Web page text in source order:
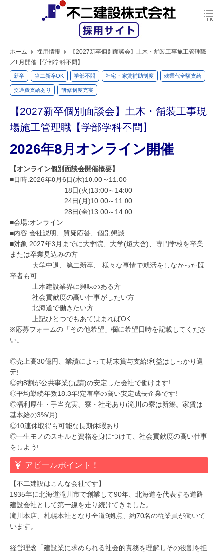
ホーム 採用情報
【2027新卒個別面談会】土木・舗装工事施工管理職
／8月開催【学部学科不問】
新卒 第二新卒OK 学部不問 社宅・家賃補助制度 残業代全額支給
交通費支給あり 研修制度充実
【2027新卒個別面談会】土木・舗装工事現
場施工管理職【学部学科不問】
2026年8月オンライン開催
【オンライン個別面談会開催概要】
■日時:2026年8月6日(木)10:00～11:00
18日(火)13:00～14:00
24日(月)10:00～11:00
28日(金)13:00～14:00
■会場:オンライン
■内容:会社説明、質疑応答、個別懇談
■対象:2027年3月までに大学院、大学(短大含)、専門学校を卒業
または卒業見込みの方
大学中退、第二新卒、 様々な事情で就活をしなかった既
卒者も可
土木建設業界に興味のある方
社会貢献度の高い仕事がしたい方
北海道で働きたい方
上記ひとつでもあてはまればOK
※応募フォームの「その他希望」欄に希望日時を記載してくださ
い。
◎売上高30億円、業績によって期末賞与支給!利益はしっかり還
元!
◎約8割が公共事業(元請)の安定した会社で働けます!
◎平均勤続年数18.3年!定着率の高い安定成長企業です!
◎福利厚生・手当充実、寮・社宅あり(滝川の寮は新築。家賃は
基本給の3%/月)
◎10連休取得も可能な長期休暇あり
◎一生モノのスキルと資格を身につけて、社会貢献度の高い仕事
をしよう!
アピールポイント！
【不二建設はこんな会社です】
1935年に北海道滝川市で創業して90年、北海道を代表する道路
建設会社として第一線を走り続けてきました。
滝川本店、札幌本社となり全道9拠点、約70名の従業員が働いて
います。
経営理念「建設業に求められる社会的責務を理解しその役割を担